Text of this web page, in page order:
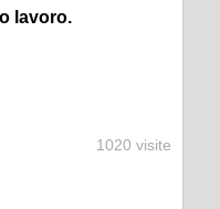
lavoro.
1020 visite